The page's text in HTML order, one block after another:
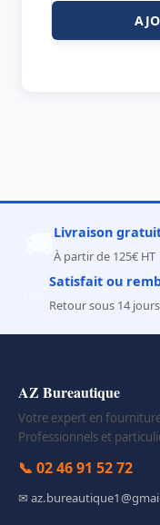
Livraison
À partir de 125€ HT
Satisfait ou
Retour sous 14 jours
AZ Bureautique
Votre expert en
Professionnels et
📞 02 46 91 52 72
✉